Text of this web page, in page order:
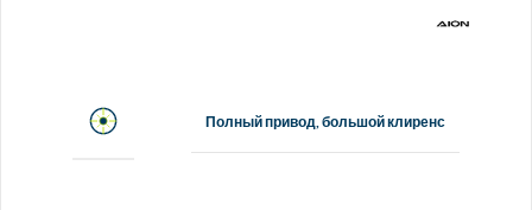
Полный привод, большой клиренс